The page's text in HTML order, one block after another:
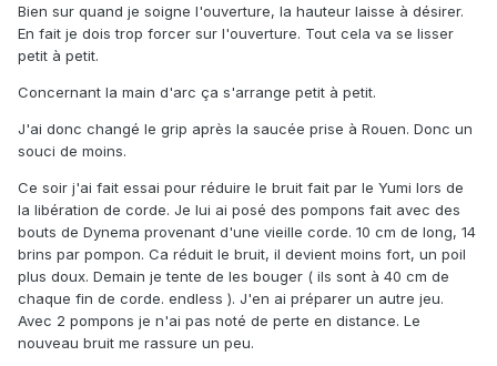
Bien sur quand je soigne l'ouverture, la hauteur laisse à désirer.
En fait je dois trop forcer sur l'ouverture. Tout cela va se lisser
petit à petit.
Concernant la main d'arc ça s'arrange petit à petit.
J'ai donc changé le grip après la saucée prise à Rouen. Donc un
souci de moins.
Ce soir j'ai fait essai pour réduire le bruit fait par le Yumi lors de
la libération de corde. Je lui ai posé des pompons fait avec des
bouts de Dynema provenant d'une vieille corde. 10 cm de long, 14
brins par pompon. Ca réduit le bruit, il devient moins fort, un poil
plus doux. Demain je tente de les bouger ( ils sont à 40 cm de
chaque fin de corde. endless ). J'en ai préparer un autre jeu.
Avec 2 pompons je n'ai pas noté de perte en distance. Le
nouveau bruit me rassure un peu.